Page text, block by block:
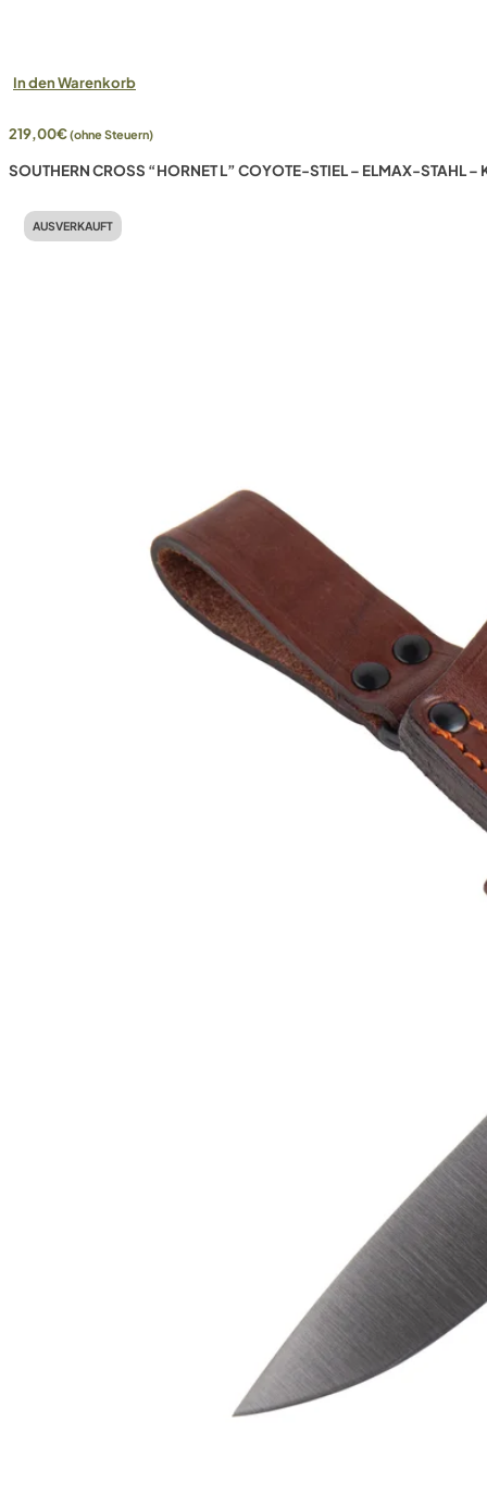
In den Warenkorb
219,00€(ohne Steuern)
SOUTHERN CROSS “HORNET L” COYOTE-STIEL – ELMAX-STAHL –
AUSVERKAUFT